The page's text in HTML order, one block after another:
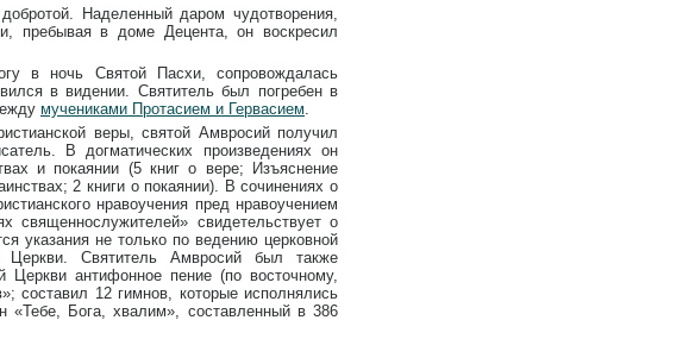
Наделенный даром чудотворения,
пребывая в доме Децента, он воскресил
в ночь Святой Пасхи, сопровождалась
в видении. Святитель был погребен в
мучениками Протасием и Гервасием.
веры, святой Амвросий получил
В догматических произведениях он
и покаянии (5 книг о вере; Изъяснение
2 книги о покаянии). В сочинениях о
нравоучения пред нравоучением
священнослужителей» свидетельствует о
указания не только по ведению церковной
Святитель Амвросий был также
Церкви антифонное пение (по восточному,
составил 12 гимнов, которые исполнялись
«Тебе, Бога, хвалим», составленный в 386